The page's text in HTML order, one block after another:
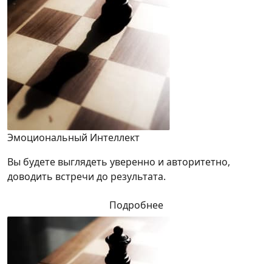
Эмоциональный Интеллект
Вы будете выглядеть уверенно и авторитетно,
доводить встречи до результата.
Подробнее